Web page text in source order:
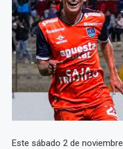
Este sábado 2 de